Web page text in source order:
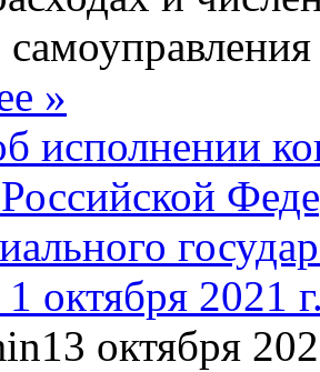
»
исполнении
Российской
октября 2021
13 октября